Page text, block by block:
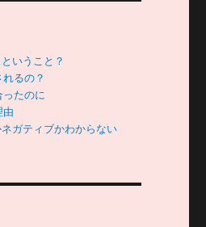
いうこと？
るの？
たのに
由
ガティブかわからない